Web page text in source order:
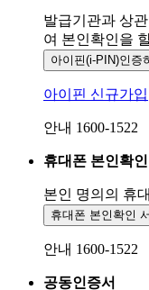
발급기관과 상
여 본인확인을
아이핀(i-PIN)인증
아이핀 신규가입
안내 1600-1522
휴대폰 본인확
본인 명의의 휴
휴대폰 본인확인
안내 1600-1522
공동인증서